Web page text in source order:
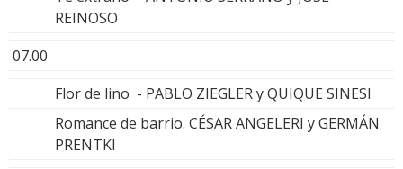
REINOSO
07.00
Flor de lino - PABLO ZIEGLER y QUIQUE SINESI
Romance de barrio. CÉSAR ANGELERI y GERMÁN
PRENTKI